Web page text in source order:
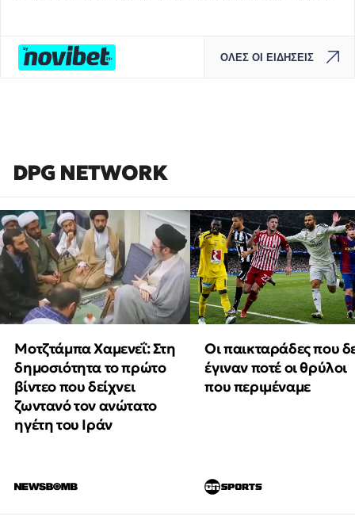
ΟΛΕΣ ΟΙ ΕΙΔΗΣΕΙΣ
DPG NETWORK
Μοτζτάμπα Χαμενεΐ: Στη
δημοσιότητα το πρώτο
βίντεο που δείχνει
ζωντανό τον ανώτατο
ηγέτη του Ιράν
Οι παικταράδες που
έγιναν ποτέ οι θρύλοι
που περιμέναμε